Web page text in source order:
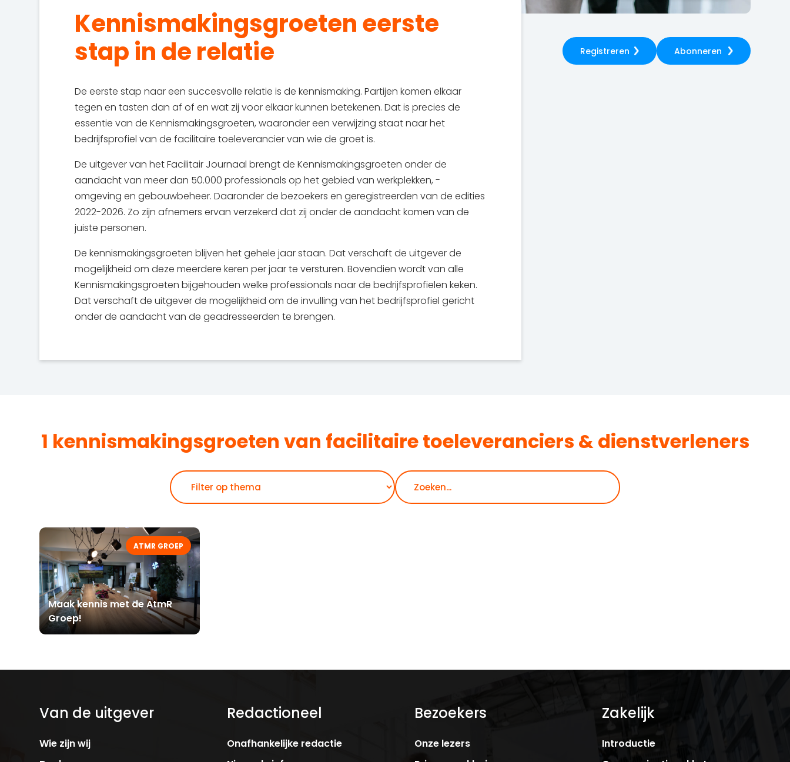
Kennismakingsgroeten eerste
stap in de relatie
De eerste stap naar een succesvolle relatie is de kennismaking. Partijen komen elkaar
tegen en tasten dan af of en wat zij voor elkaar kunnen betekenen. Dat is precies de
essentie van de Kennismakingsgroeten, waaronder een verwijzing staat naar het
bedrijfsprofiel van de facilitaire toeleverancier van wie de groet is.
De uitgever van het Facilitair Journaal brengt de Kennismakingsgroeten onder de
aandacht van meer dan 50.000 professionals op het gebied van werkplekken, -
omgeving en gebouwbeheer. Daaronder de bezoekers en geregistreerden van de edities
2022-2026. Zo zijn afnemers ervan verzekerd dat zij onder de aandacht komen van de
juiste personen.
De kennismakingsgroeten blijven het gehele jaar staan. Dat verschaft de uitgever de
mogelijkheid om deze meerdere keren per jaar te versturen. Bovendien wordt van alle
Kennismakingsgroeten bijgehouden welke professionals naar de bedrijfsprofielen keken.
Dat verschaft de uitgever de mogelijkheid om de invulling van het bedrijfsprofiel gericht
onder de aandacht van de geadresseerden te brengen.
Registreren Abonneren
1 kennismakingsgroeten van facilitaire toeleveranciers & dienstverleners
Zoeken
ATMR GROEP
Maak kennis met de AtmR
Groep!
Van de uitgever
Wie zijn wij
Redactioneel
Onafhankelijke redactie
Bezoekers
Onze lezers
Zakelijk
Introductie